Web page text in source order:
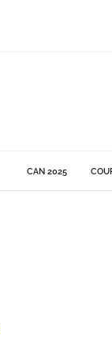
CAN 2025